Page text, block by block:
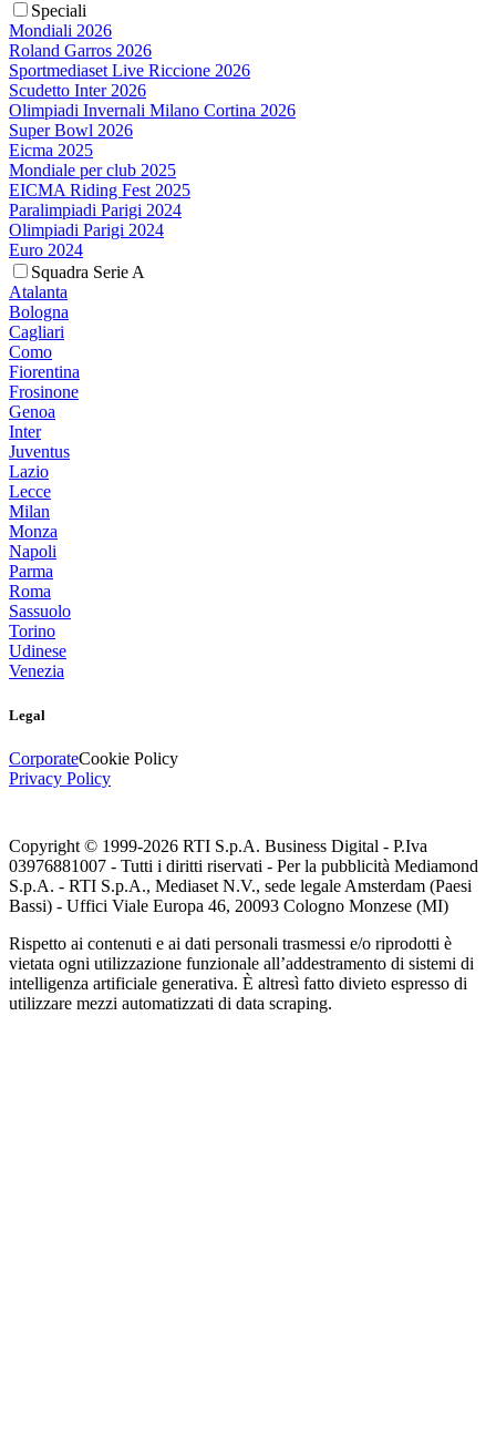
Speciali
Mondiali 2026
Roland Garros 2026
Sportmediaset Live Riccione 2026
Scudetto Inter 2026
Olimpiadi Invernali Milano Cortina 2026
Super Bowl 2026
Eicma 2025
Mondiale per club 2025
EICMA Riding Fest 2025
Paralimpiadi Parigi 2024
Olimpiadi Parigi 2024
Euro 2024
Squadra Serie A
Atalanta
Bologna
Cagliari
Como
Fiorentina
Frosinone
Genoa
Inter
Juventus
Lazio
Lecce
Milan
Monza
Napoli
Parma
Roma
Sassuolo
Torino
Udinese
Venezia
Legal
CorporateCookie Policy
Privacy Policy
Copyright © 1999-2026 RTI S.p.A. Business Digital - P.Iva
03976881007 - Tutti i diritti riservati - Per la pubblicità Mediamond
S.p.A. - RTI S.p.A., Mediaset N.V., sede legale Amsterdam (Paesi
Bassi) - Uffici Viale Europa 46, 20093 Cologno Monzese (MI)
Rispetto ai contenuti e ai dati personali trasmessi e/o riprodotti è
vietata ogni utilizzazione funzionale all’addestramento di sistemi di
intelligenza artificiale generativa. È altresì fatto divieto espresso di
utilizzare mezzi automatizzati di data scraping.